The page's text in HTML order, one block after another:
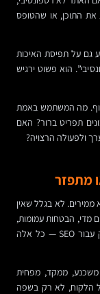
את התוכן, או שהטופס
גם על תפיסת האיכות
הוא פשוט ירגיש
מה המשתמש באמת
תפריט ברור? האם
ולפעולה הרצויה?
מתפזר
לא בגלל שאין
מדי, הבטחות עמומות,
עמודי שירותים שמלאים בסיסמאות או תוכן שנכתב רק עבור SEO — כל אלה
משכנע, ממקד, מפחית
הלקוח, לא רק בשפה